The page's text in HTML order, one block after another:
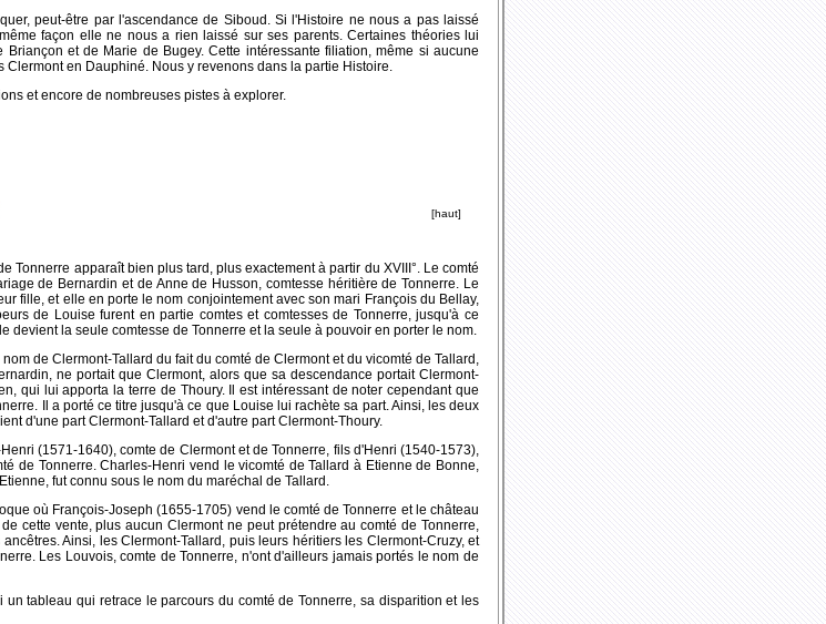
peut-être par l'ascendance de Siboud. Si l'Histoire ne nous a pas laissé
façon elle ne nous a rien laissé sur ses parents. Certaines théories lui
et de Marie de Bugey. Cette intéressante filiation, même si aucune
en Dauphiné. Nous y revenons dans la partie Histoire.
et encore de nombreuses pistes à explorer.
[haut]
Tonnerre apparaît bien plus tard, plus exactement à partir du XVIII°. Le comté
de Bernardin et de Anne de Husson, comtesse héritière de Tonnerre. Le
fille, et elle en porte le nom conjointement avec son mari François du Bellay,
de Louise furent en partie comtes et comtesses de Tonnerre, jusqu'à ce
devient la seule comtesse de Tonnerre et la seule à pouvoir en porter le nom.
de Clermont-Tallard du fait du comté de Clermont et du vicomté de Tallard,
ne portait que Clermont, alors que sa descendance portait Clermont-
qui lui apporta la terre de Thoury. Il est intéressant de noter cependant que
Il a porté ce titre jusqu'à ce que Louise lui rachète sa part. Ainsi, les deux
d'une part Clermont-Tallard et d'autre part Clermont-Thoury.
(1571-1640), comte de Clermont et de Tonnerre, fils d'Henri (1540-1573),
de Tonnerre. Charles-Henri vend le vicomté de Tallard à Etienne de Bonne,
fut connu sous le nom du maréchal de Tallard.
où François-Joseph (1655-1705) vend le comté de Tonnerre et le château
cette vente, plus aucun Clermont ne peut prétendre au comté de Tonnerre,
Ainsi, les Clermont-Tallard, puis leurs héritiers les Clermont-Cruzy, et
Les Louvois, comte de Tonnerre, n'ont d'ailleurs jamais portés le nom de
tableau qui retrace le parcours du comté de Tonnerre, sa disparition et les